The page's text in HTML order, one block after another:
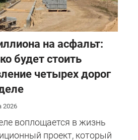
на асфальт:
будет стоить
четырех дорог
2026
воплощается в жизнь
проект, который